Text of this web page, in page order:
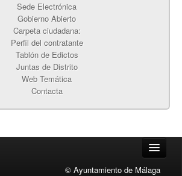
Sede Electrónica
Gobierno Abierto
Carpeta ciudadana:
Perfil del contratante
Tablón de Edictos
Juntas de Distrito
Web Temática
Contacta
© Ayuntamiento de Málaga